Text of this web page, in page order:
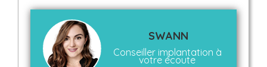
SWANN
Conseiller implantation à
votre écoute